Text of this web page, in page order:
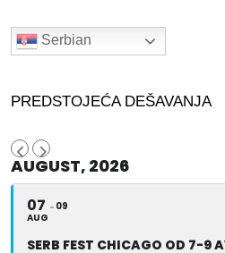
Serbian
PREDSTOJEĆA DEŠAVANJA
AUGUST, 2026
07
AUG
09
SERB FEST CHICAGO OD 7-9